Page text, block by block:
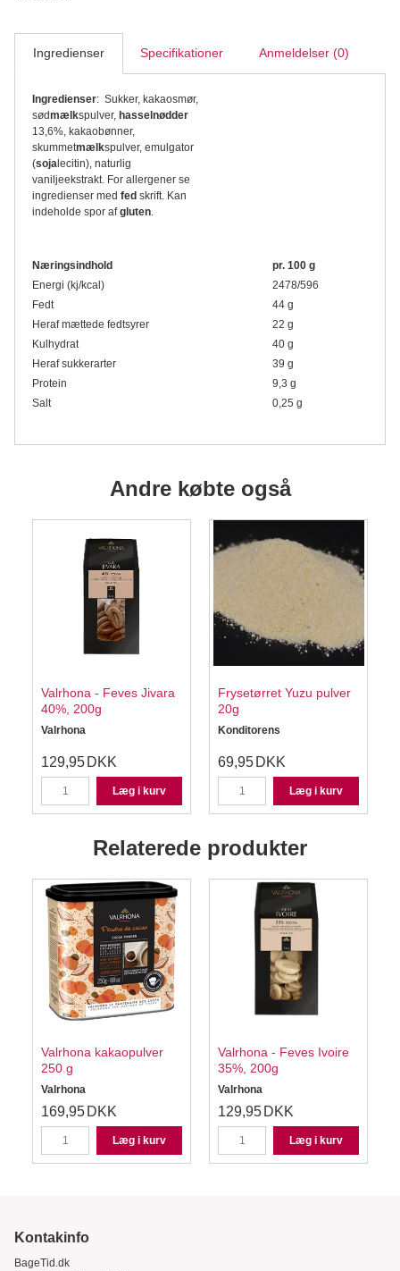
Ingredienser Specifikationer Anmeldelser (0)
Ingredienser: Sukker, kakaosmør,
sødmælkspulver, hasselnødder
13,6%, kakaobønner,
skummetmælkspulver, emulgator
(sojalecitin), naturlig
vaniljeekstrakt. For allergener se
ingredienser med fed skrift. Kan
indeholde spor afgluten
Næringsindhold
pr. 100 g
Energi (kj/kcal)
2478/596
Fedt
44 g
Heraf mættede fedtsyrer
22 g
Kulhydrat
40 g
Heraf sukkerarter
39 g
Protein
9,3 g
Salt
0,25 g
Andre købte også
Valrhona - Feves Jivara
40%, 200g
Valrhona
129,95 DKK
Læg i kurv
Frysetørret Yuzu pulver
20g
Konditorens
69,95 DKK
Læg i kurv
Relaterede produkter
Valrhona kakaopulver
250 g
Valrhona
169,95 DKK
Læg i kurv
Valrhona - Feves Ivoire
35%, 200g
Valrhona
129,95 DKK
Læg i kurv
Kontakinfo
BageTid.dk